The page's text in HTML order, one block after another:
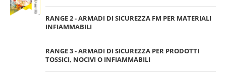
RANGE 2 - ARMADI DI SICUREZZA FM PER MATERIALI
INFIAMMABILI
RANGE 3 - ARMADI DI SICUREZZA PER PRODOTTI
TOSSICI, NOCIVI O INFIAMMABILI